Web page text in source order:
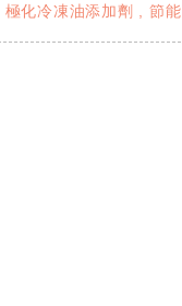
極化冷凍油添加劑 節能